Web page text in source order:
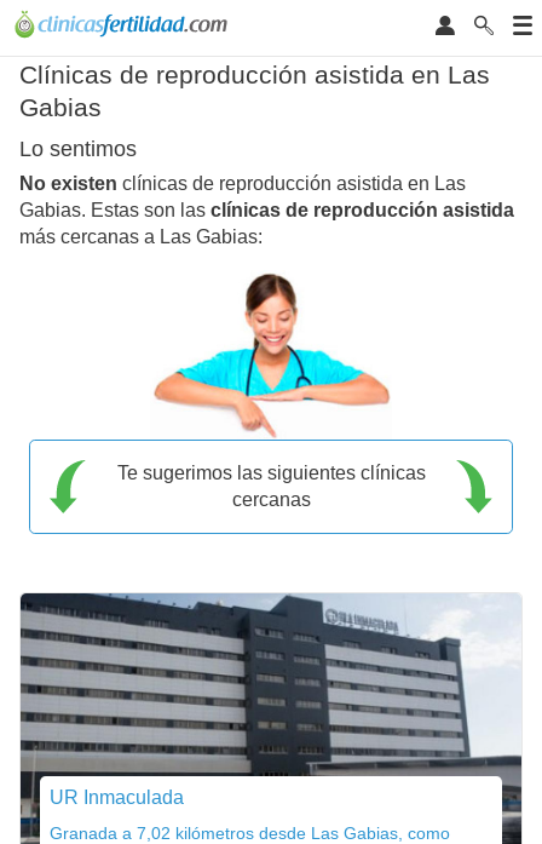
Clínicas de reproducción asistida en Las
Gabias
Lo sentimos
No existen clínicas de reproducción asistida en Las
Gabias. Estas son las clínicas de reproducción asistida
más cercanas a Las Gabias:
Te sugerimos las siguientes clínicas
cercanas
UR Inmaculada
Granada a 7,02 kilómetros desde Las Gabias, como